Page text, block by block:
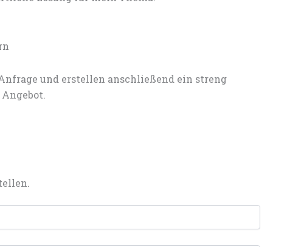
und erstellen anschließend ein streng